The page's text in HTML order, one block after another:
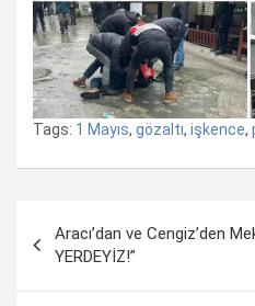
Tags: 1 Mayıs, gözaltı, işkence,
dolaşımı
Aracı’dan ve Cengiz’den
YERDEYİZ!”